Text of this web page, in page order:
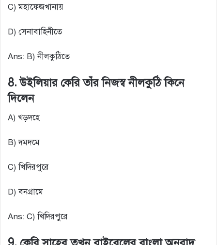
C) মহাফেজখানায়
D) সেনাবাহিনীতে
Ans: B) নীলকুঠিতে
8. উইলিয়ার কেরি তাঁর নিজস্ব নীলকুঠি কিনে
দিলেন
A) খড়দহে
B) দমদমে
C) খিদিরপুরে
D) বনগ্রামে
Ans: C) খিদিরপুরে